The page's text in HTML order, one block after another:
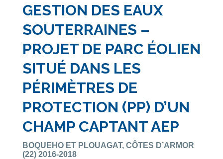
GESTION DES EAUX
SOUTERRAINES –
PROJET DE PARC ÉOLIEN
SITUÉ DANS LES
PÉRIMÈTRES DE
PROTECTION (PP) D’UN
CHAMP CAPTANT AEP
BOQUEHO ET PLOUAGAT, CÔTES D’ARMOR
(22) 2016-2018